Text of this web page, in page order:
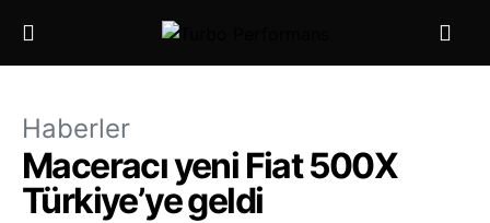
Haberler
Maceracı yeni Fiat 500X
Türkiye’ye geldi